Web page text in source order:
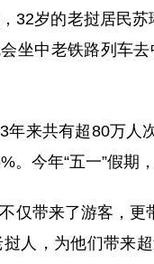
32岁的老挝居民苏
坐中老铁路列车
年来共有超80万人
。今年“五一”假期
仅带来了游客，
挝人，为他们带来